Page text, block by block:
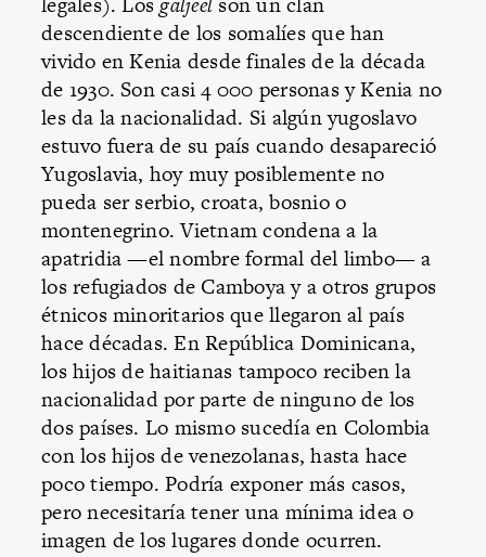
descendiente de los somalíes que han
vivido en Kenia desde finales de la década
de 1930. Son casi 4 000 personas y Kenia no
les da la nacionalidad. Si algún yugoslavo
estuvo fuera de su país cuando desapareció
Yugoslavia, hoy muy posiblemente no
pueda ser serbio, croata, bosnio o
montenegrino. Vietnam condena a la
apatridia —el nombre formal del limbo— a
los refugiados de Camboya y a otros grupos
étnicos minoritarios que llegaron al país
hace décadas. En República Dominicana,
los hijos de haitianas tampoco reciben la
nacionalidad por parte de ninguno de los
dos países. Lo mismo sucedía en Colombia
con los hijos de venezolanas, hasta hace
poco tiempo. Podría exponer más casos,
pero necesitaría tener una mínima idea o
imagen de los lugares donde ocurren.